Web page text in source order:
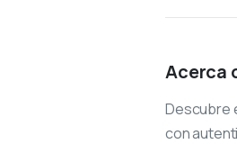
Acerca
Descubre
con